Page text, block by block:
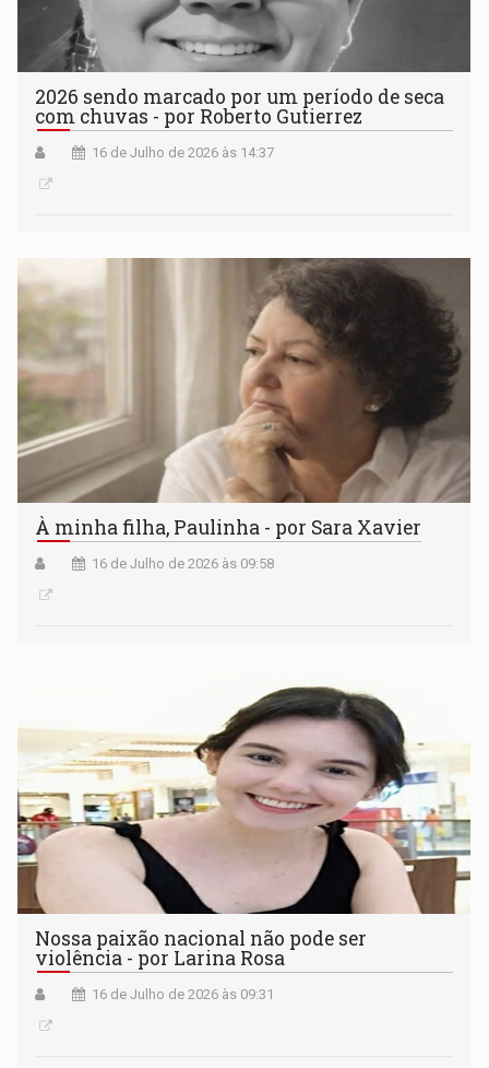
2026 sendo marcado por um período de seca
com chuvas - por Roberto Gutierrez
16 de Julho de 2026 às 14:37
À minha filha, Paulinha - por Sara Xavier
16 de Julho de 2026 às 09:58
Nossa paixão nacional não pode ser
violência - por Larina Rosa
16 de Julho de 2026 às 09:31